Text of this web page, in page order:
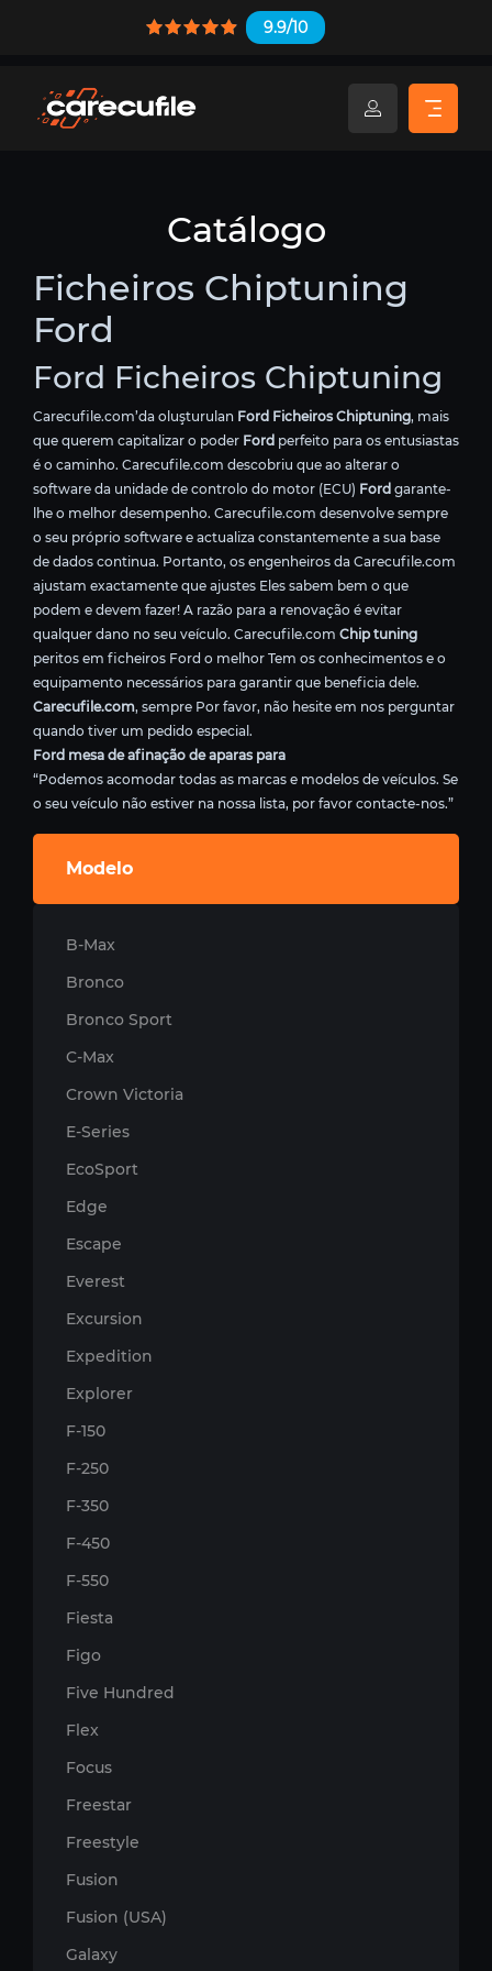
9.9/10
Catálogo
Ficheiros Chiptuning
Ford
Ford Ficheiros Chiptuning
Carecufile.com’da oluşturulan Ford Ficheiros Chiptuning, mais
que querem capitalizar o poder Ford perfeito para os entusiastas
é o caminho. Carecufile.com descobriu que ao alterar o
software da unidade de controlo do motor (ECU) Ford garante-
lhe o melhor desempenho. Carecufile.com desenvolve sempre
o seu próprio software e actualiza constantemente a sua base
de dados continua. Portanto, os engenheiros da Carecufile.com
ajustam exactamente que ajustes Eles sabem bem o que
podem e devem fazer! A razão para a renovação é evitar
qualquer dano no seu veículo. Carecufile.com Chip tuning
peritos em ficheiros Ford o melhor Tem os conhecimentos e o
equipamento necessários para garantir que beneficia dele.
Carecufile.com, sempre Por favor, não hesite em nos perguntar
quando tiver um pedido especial.
Ford mesa de afinação de aparas para
“Podemos acomodar todas as marcas e modelos de veículos. Se
o seu veículo não estiver na nossa lista, por favor contacte-nos.”
Modelo
B-Max
Bronco
Bronco Sport
C-Max
Crown Victoria
E-Series
EcoSport
Edge
Escape
Everest
Excursion
Expedition
Explorer
F-150
F-250
F-350
F-450
F-550
Fiesta
Figo
Five Hundred
Flex
Focus
Freestar
Freestyle
Fusion
Fusion (USA)
Galaxy